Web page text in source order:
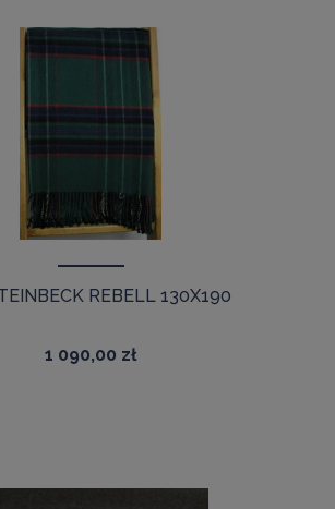
REBELL 130X190
1 090,00 zł